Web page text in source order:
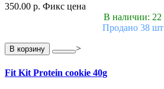
350.00 р. Фикс цена
В наличии: 22
Продано 38 шт
В корзину >
Fit Kit Protein cookie 40g